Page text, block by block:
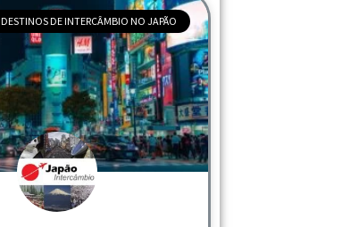
DESTINOS DE INTERCÂMBIO NO JAPÃO